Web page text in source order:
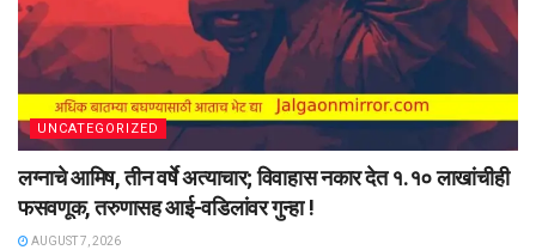
UNCATEGORIZED
लग्नाचे आमिष, तीन वर्षे अत्याचार; विवाहास नकार देत १.१० लाखांचीही
फसवणूक, तरुणासह आई-वडिलांवर गुन्हा !
AUGUST 7, 2026